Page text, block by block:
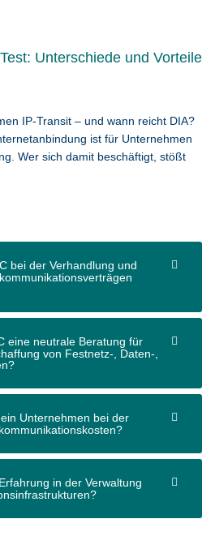
Unterschiede und Vorteile
IP-Transit – und wann reicht DIA?
ist für Unternehmen
Wer sich damit beschäftigt, stößt
bei der Verhandlung und
eine neutrale Beratung für
von Festnetz-, Daten-,
Unternehmen bei der
in der Verwaltung